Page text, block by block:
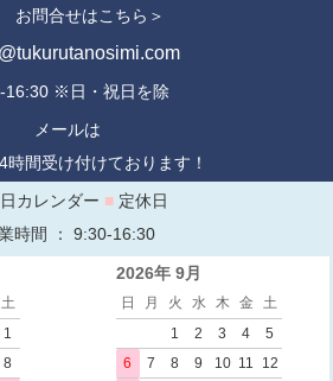
お問合せはこちら＞
16:30 ※日・祝日を除
メールは
時間受け付けております！
カレンダー ■ 定休日
時間 ： 9:30-16:30
土
1
8
2026年 9月
日 月 火 水 木 金
土
1
2 3 4
5
6
7 8 9 10 11 12